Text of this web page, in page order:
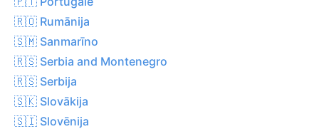
🇷🇴 Rumānija
🇸🇲 Sanmarīno
🇷🇸 Serbia and Montenegro
🇷🇸 Serbija
🇸🇰 Slovākija
🇸🇮 Slovēnija